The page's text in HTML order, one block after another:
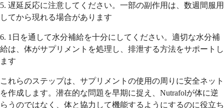
5. 遅延反応に注意してください。一部の副作用は、数週間服用
してから現れる場合があります
6. 1日を通して水分補給を十分にしてください。適切な水分補
給は、体がサプリメントを処理し、排泄する方法をサポートし
ます
これらのステップは、サプリメントの使用の周りに安全ネット
を作成します。潜在的な問題を早期に捉え、Nutrafolが体に逆
らうのではなく、体と協力して機能するようにするのに役立ち